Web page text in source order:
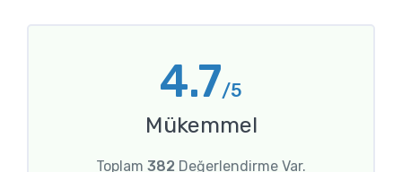
4.7/5
Mükemmel
Toplam 382 Değerlendirme Var.